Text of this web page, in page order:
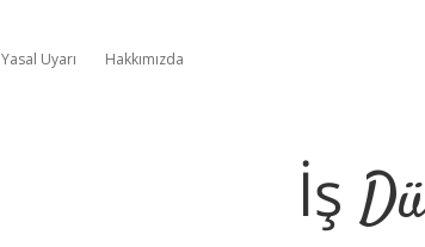
Yasal Uyarı Hakkımızda
İş